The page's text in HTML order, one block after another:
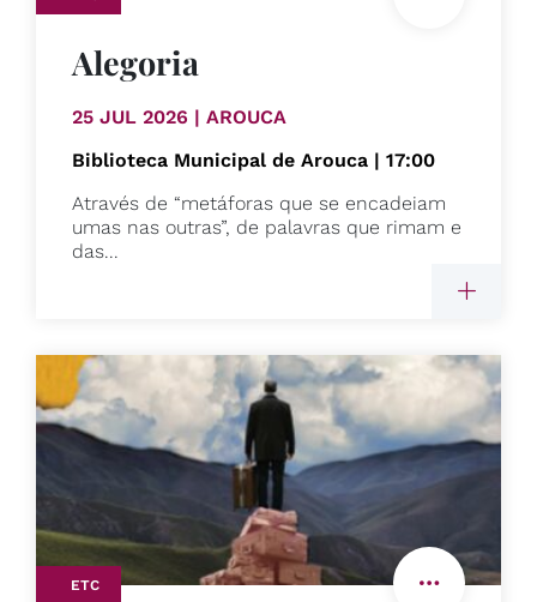
Alegoria
25 JUL 2026 | AROUCA
Biblioteca Municipal de Arouca | 17:00
Através de “metáforas que se encadeiam
umas nas outras”, de palavras que rimam e
das...
ETC